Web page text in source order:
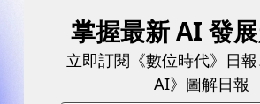
美元、迪士尼聯名抹去
5 億美元收購家庭健身科技公
掌握最新 AI 發
立即訂閱《數位時代》日
AI》圖解日報